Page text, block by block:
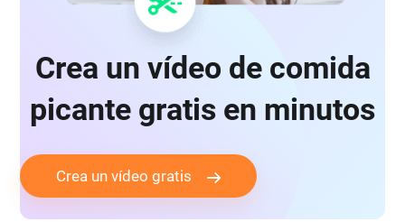
Crea un vídeo de comida
picante gratis en minutos
Crea un vídeo gratis